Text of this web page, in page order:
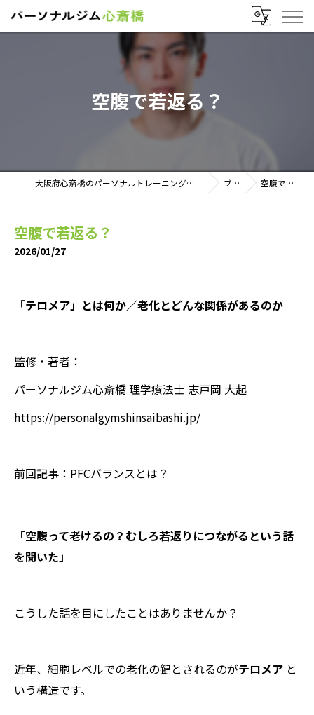
空腹で若返る？
大阪府心斎橋のパーソナルトレーニングならパーソナルジム心斎橋 ブログ 空腹で若返る？
空腹で若返る？
2026/01/27
「テロメア」とは何か／老化とどんな関係があるのか
監修・著者：
パーソナルジム心斎橋 理学療法士 志戸岡 大起
https://personalgymshinsaibashi.jp/
前回記事： PFCバランスとは？
「空腹って老けるの？むしろ若返りにつながるという話
を聞いた」
こうした話を目にしたことはありませんか？
近年、細胞レベルでの老化の鍵とされるのがテロメア と
いう構造です。